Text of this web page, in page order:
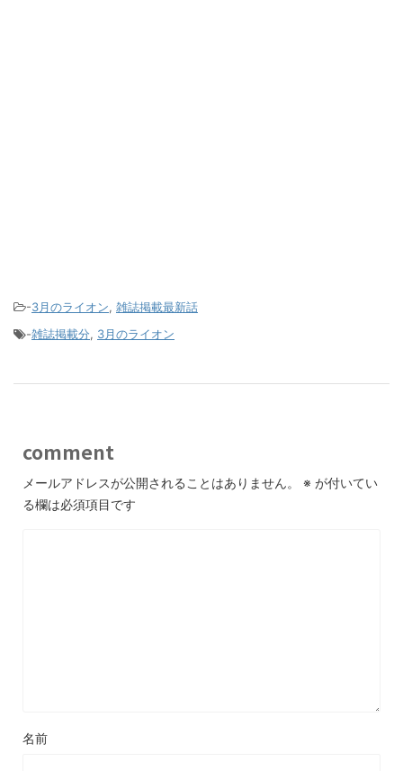
-3月のライオン, 雑誌掲載最新話
-雑誌掲載分, 3月のライオン
comment
メールアドレスが公開されることはありません。 ※ が付いてい
る欄は必須項目です
名前